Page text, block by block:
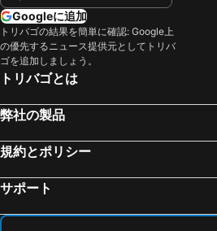
Googleに追加
トリバゴの結果を簡単に確認: Google上
の優先するニュース提供元としてトリバ
ゴを追加しましょう。
トリバゴとは
弊社の製品
規約とポリシー
サポート